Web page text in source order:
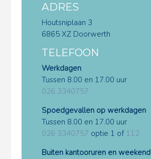
ADRES
Houtsniplaan 3
6865 XZ Doorwerth
TELEFOON
Werkdagen
Tussen 8.00 en 17.00 uur
026 3340757
Spoedgevallen op werkdagen
Tussen 8.00 en 17.00 uur
026 3340757 optie 1 of 112
Buiten kantooruren en weekend